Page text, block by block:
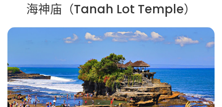
海神庙（Tanah Lot Temple）